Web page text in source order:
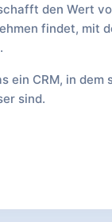
den Wert
findet, mit
ein CRM, in dem
sind.